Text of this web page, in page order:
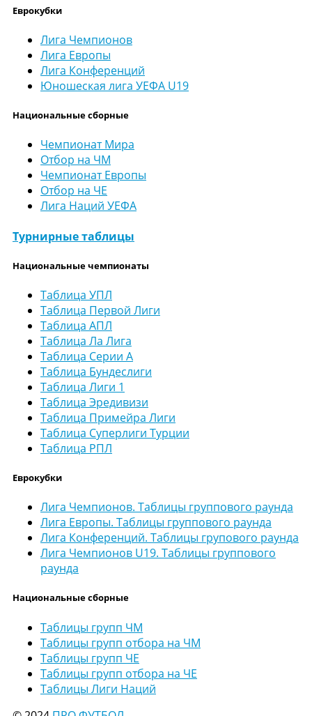
Еврокубки
Лига Чемпионов
Лига Европы
Лига Конференций
Юношеская лига УЕФА U19
Национальные сборные
Чемпионат Мира
Отбор на ЧМ
Чемпионат Европы
Отбор на ЧЕ
Лига Наций УЕФА
Турнирные таблицы
Национальные чемпионаты
Таблица УПЛ
Таблица Первой Лиги
Таблица АПЛ
Таблица Ла Лига
Таблица Серии А
Таблица Бундеслиги
Таблица Лиги 1
Таблица Эредивизи
Таблица Примейра Лиги
Таблица Суперлиги Турции
Таблица РПЛ
Еврокубки
Лига Чемпионов. Таблицы группового раунда
Лига Европы. Таблицы группового раунда
Лига Конференций. Таблицы групового раунда
Лига Чемпионов U19. Таблицы группового
раунда
Национальные сборные
Таблицы групп ЧМ
Таблицы групп отбора на ЧМ
Таблицы групп ЧЕ
Таблицы групп отбора на ЧЕ
Таблицы Лиги Наций